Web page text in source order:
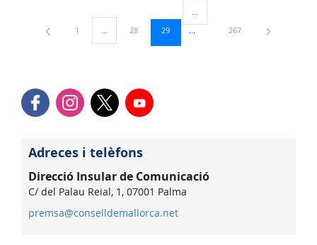
Pàgina
1 ...Pàgines intermèdies Utilitzeu TAB per navegar.
Pàgina
28 Pàgina
29
Pàgines intermèdies Utilitzeu
Pàgina
267
Adreces i telèfons
Direcció Insular de Comunicació
C/ del Palau Reial, 1, 07001 Palma
premsa@conselldemallorca.net